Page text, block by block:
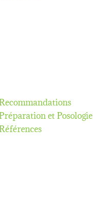
et Posologie